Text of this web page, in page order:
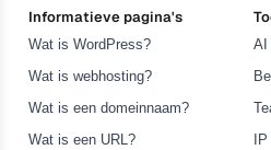
Informatieve pagina's
Wat is WordPress?
Wat is webhosting?
Wat is een domeinnaam?
Wat is een URL?
AI